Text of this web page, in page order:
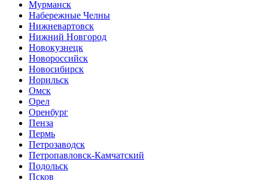
Мурманск
Набережные Челны
Нижневартовск
Нижний Новгород
Новокузнецк
Новороссийск
Новосибирск
Норильск
Омск
Орел
Оренбург
Пенза
Пермь
Петрозаводск
Петропавловск-Камчатский
Подольск
Псков